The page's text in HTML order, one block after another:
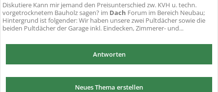
Diskutiere Kann mir jemand den Preisunterschied zw. KVH u. techn.
vorgetrocknetem Bauholz sagen? im Dach Forum im Bereich Neubau;
Hintergrund ist folgender: Wir haben unsere zwei Pultdächer sowie die
beiden Pultdächer der Garage inkl. Eindecken, Zimmerer- und...
Antworten
Neues Thema erstellen